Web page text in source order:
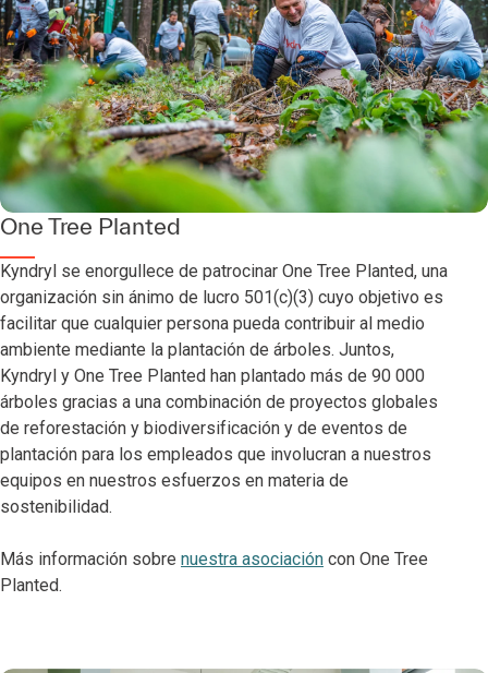
One Tree Planted
Kyndryl se enorgullece de patrocinar One Tree Planted, una
organización sin ánimo de lucro 501(c)(3) cuyo objetivo es
facilitar que cualquier persona pueda contribuir al medio
ambiente mediante la plantación de árboles. Juntos,
Kyndryl y One Tree Planted han plantado más de 90 000
árboles gracias a una combinación de proyectos globales
de reforestación y biodiversificación y de eventos de
plantación para los empleados que involucran a nuestros
equipos en nuestros esfuerzos en materia de
sostenibilidad.
Más información sobre nuestra asociación con One Tree
Planted.